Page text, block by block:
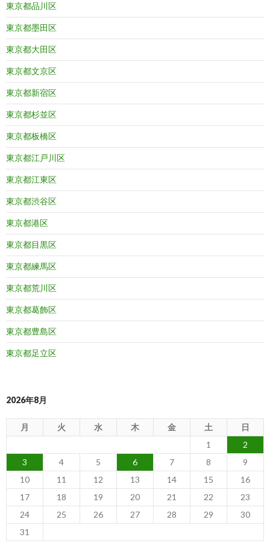
東京都品川区
東京都墨田区
東京都大田区
東京都文京区
東京都新宿区
東京都杉並区
東京都板橋区
東京都江戸川区
東京都江東区
東京都渋谷区
東京都港区
東京都目黒区
東京都練馬区
東京都荒川区
東京都葛飾区
東京都豊島区
東京都足立区
2026年8月
月 火 水 木 金 土
日
1
2
3
4 5 6 7 8
9
10
11 12 13 14 15
16
17
18 19 20 21 22
23
24
25 26 27 28 29
30
31